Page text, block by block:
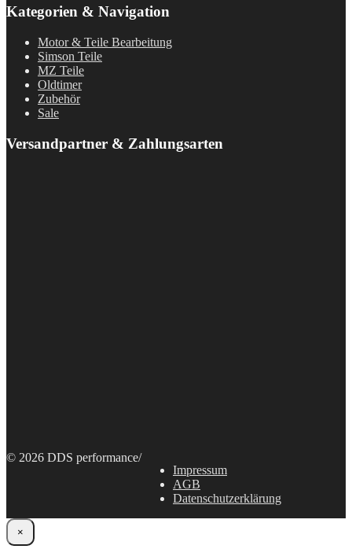
Kategorien & Navigation
Motor & Teile Bearbeitung
Simson Teile
MZ Teile
Oldtimer
Zubehör
Sale
Versandpartner & Zahlungsarten
© 2026 DDS performance/
Impressum
AGB
Datenschutzerklärung
×